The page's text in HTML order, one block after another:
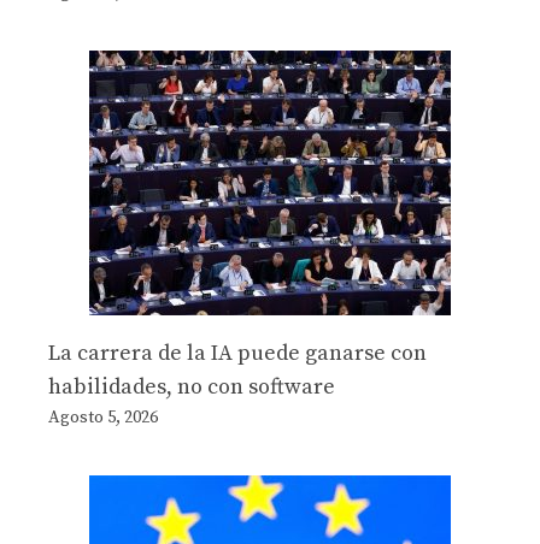
La carrera de la IA puede ganarse con
habilidades, no con software
Agosto 5, 2026